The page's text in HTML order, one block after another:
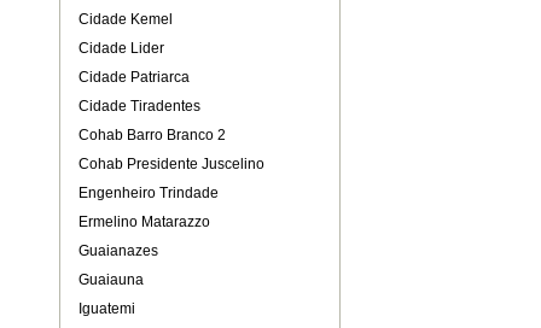
Cidade Kemel
Cidade Lider
Cidade Patriarca
Cidade Tiradentes
Cohab Barro Branco 2
Cohab Presidente Juscelino
Engenheiro Trindade
Ermelino Matarazzo
Guaianazes
Guaiauna
Iguatemi